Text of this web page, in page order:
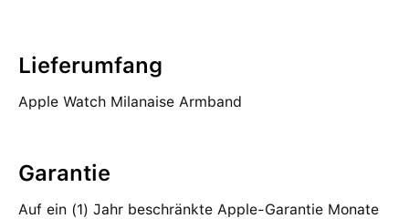
Lieferumfang
Apple Watch Milanaise Armband
Garantie
Auf ein (1) Jahr beschränkte Apple-Garantie Monate